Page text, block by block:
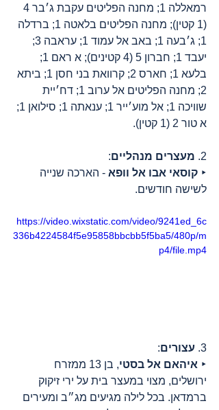
(1 קטין); מחנה הפליטים בלאטה 1; ברדלה
1; ג׳בעה 1; באב אל עמוד 1; עראבה 3;
יעבד 1; חברון 5 (4 קטינים); א ראם 1;
בלעא 1; חארס 2; קרוואת בני חסן 1; ביתא
2; מחנה הפליטים אל ערוב 1; דח׳יית
שוויכה 1; אל מוע׳ייר 1; ענאתה 1; סילואן 1;
א טור 2 (1 קטין).
2. מעצרים מנהליים:
‣ קוסאי אבו אל וופא - הארכה שנייה
לשישה חודשים.
https://video.wixstatic.com/video/9241ed_6c
336b4224584f5e95858bbcbb5f5ba5/480p/m
p4/file.mp4
3. עצורים:
‣ איהאם אל בסטי
, בן 13 ממזרח
ירושלים, מצוי במעצר בית על ירי זיקוק
ברמדאן. בכל לילה מגיעים מג״ב ומעירים